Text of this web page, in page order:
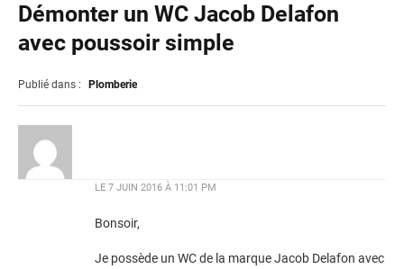
Démonter un WC Jacob Delafon
avec poussoir simple
Publié dans : Plomberie
LE 7 JUIN 2016 À 11:01 PM
Bonsoir,
Je possède un WC de la marque Jacob Delafon avec